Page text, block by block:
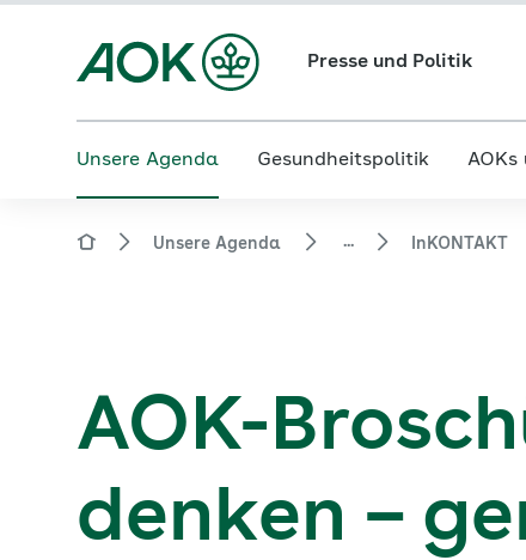
Presse und Politik
Unsere Agenda Gesundheitspolitik AOKs
Unsere Agenda ... InKONTAKT
AOK-
denken –